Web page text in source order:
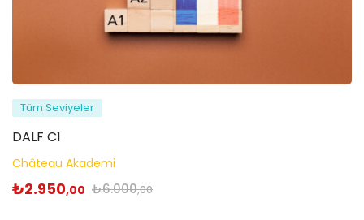
Tüm Seviyeler
DALF C1
Château Akademi
₺2.950,00 ₺6.000,00